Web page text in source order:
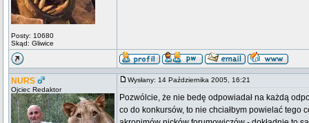
Posty: 10680
Skąd: Gliwice
NURS
Ojciec Redaktor
Wysłany: 14 Października 2005, 16:21
Pozwólcie, że nie bedę odpowiadał na każdą
co do konkursów, to nie chciałbym powielać tego